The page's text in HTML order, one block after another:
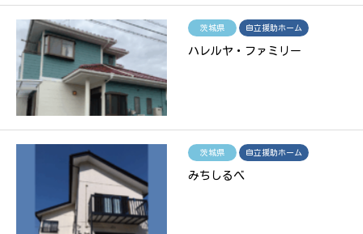
茨城県 自立援助ホーム
ハレルヤ・ファミリー
茨城県 自立援助ホーム
みちしるべ